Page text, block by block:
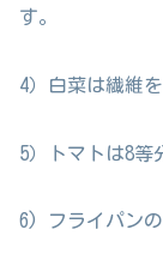
す。
4）白菜は繊維
5）トマトは8等
6) フライパンの